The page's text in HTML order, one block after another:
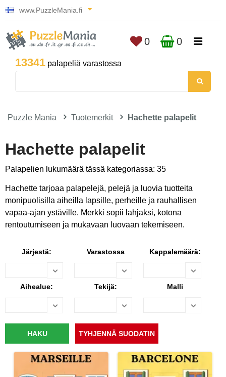
www.PuzzleMania.fi
13341 palapeliä varastossa
0 0
Puzzle Mania Tuotemerkit Hachette palapelit
Hachette palapelit
Palapelien lukumäärä tässä kategoriassa: 35
Hachette tarjoaa palapelejä, pelejä ja luovia tuotteita
monipuolisilla aiheilla lapsille, perheille ja rauhallisen
vapaa-ajan ystäville. Merkki sopii lahjaksi, kotona
rentoutumiseen ja mukavaan luovaan tekemiseen.
Järjestä: Varastossa Kappalemäärä:
Aihealue: Tekijä: Malli